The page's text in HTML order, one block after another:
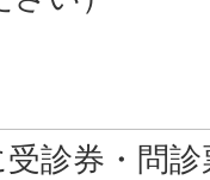
診券・問